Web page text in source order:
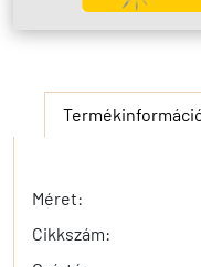
Méret:
Cikkszám: